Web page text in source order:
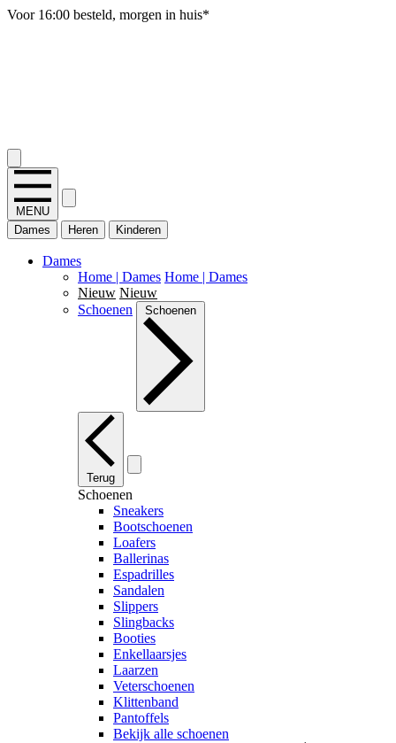
Gratis verzending vanaf 50 euro, SALE uitgesloten
MENU
Dames
Heren Kinderen
Dames
Home | Dames Home | Dames
Nieuw Nieuw
Schoenen
Schoenen
Terug
Schoenen
Sneakers
Bootschoenen
Loafers
Ballerinas
Espadrilles
Sandalen
Slippers
Slingbacks
Booties
Enkellaarsjes
Laarzen
Veterschoenen
Klittenband
Pantoffels
Bekijk alle schoenen